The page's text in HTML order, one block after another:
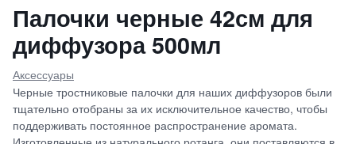
Палочки черные 42см для
диффузора 500мл
Аксессуары
Черные тростниковые палочки для наших диффузоров были
тщательно отобраны за их исключительное качество, чтобы
поддерживать постоянное распространение аромата.